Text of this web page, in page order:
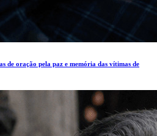
de oração pela paz e memória das vítimas de